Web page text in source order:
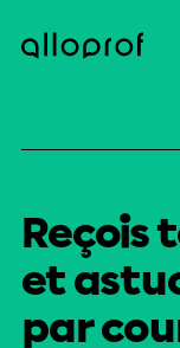
Reçois
et
par